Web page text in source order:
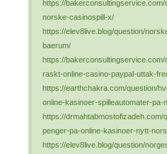
https://
norske-casinospill-x/
https://elev8live.blog/question/
baerum/
https://
raskt-online-casino-paypal-uttak-
https://earthchakra.com/question/
online-kasinoer-spilleautomater-pa-
https://
penger-pa-online-kasinoer-nytt-
https://elev8live.blog/question/